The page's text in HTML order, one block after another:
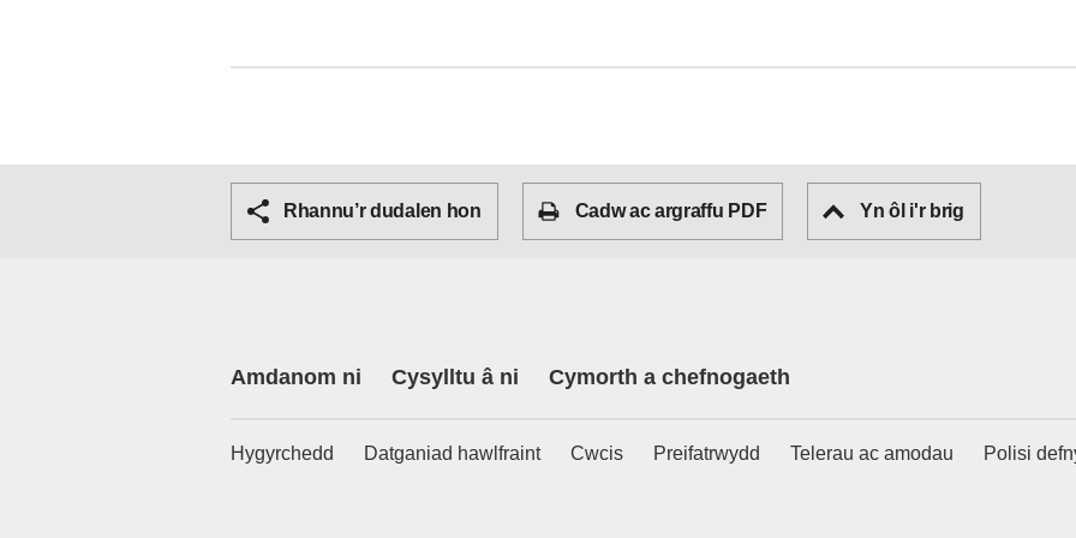
Rhannu’r dudalen hon Cadw ac argraffu PDF Yn ôl i'r brig
Amdanom ni Cysylltu â ni Cymorth a chefnogaeth
Hygyrchedd Datganiad hawlfraint Cwcis Preifatrwydd Telerau ac amodau Polisi